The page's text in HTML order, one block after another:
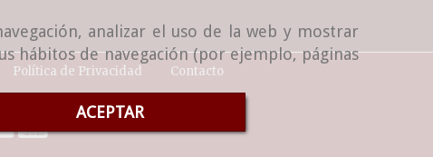
analizar el uso de la web y mostrar
hábitos de navegación (por ejemplo, páginas
ACEPTAR
Política de Privacidad Contacto